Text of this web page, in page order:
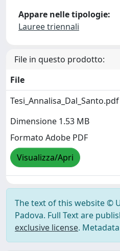
Appare nelle tipologie:
Lauree triennali
File in questo prodotto:
File
Tesi_Annalisa_Dal_Santo.pdf
Dimensione 1.53 MB
Formato Adobe PDF
Visualizza/Apri
The text of this website ©
Padova. Full Text are
exclusive license.